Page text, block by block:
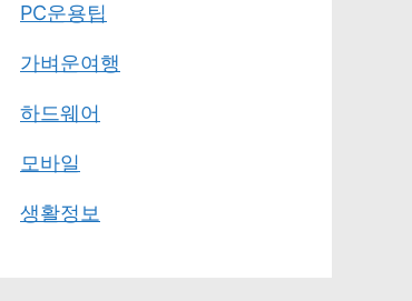
PC운용팁
가벼운여행
하드웨어
모바일
생활정보